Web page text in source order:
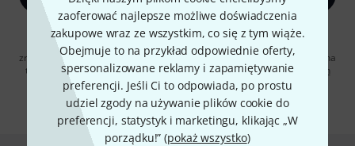
zaoferować najlepsze możliwe doświadczenia
zakupowe wraz ze wszystkim, co się z tym wiąże.
Obejmuje to na przykład odpowiednie oferty,
spersonalizowane reklamy i zapamiętywanie
preferencji. Jeśli Ci to odpowiada, po prostu
udziel zgody na używanie plików cookie do
preferencji, statystyk i marketingu, klikając „W
porządku!” (pokaż wszystko)
Klikając na „Zapisz się teraz”, wyrażasz zgodę na otrzymywanie
materialów reklamowych przesyłanych drogą elektroniczną. Możesz
zrezygnować z subskrypcji w dowolnym momencie. Więcej informacji na
temat newslettera można znaleźć w naszychwytycznych dotyczących
ochrony danych ososbowych
* Wymagany